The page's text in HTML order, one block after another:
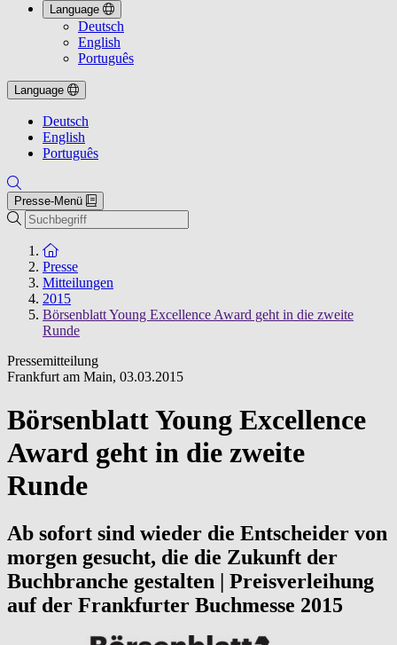
Language
Deutsch
English
Português
Language
Deutsch
English
Português
Presse-Menü
Suche
Zur Startseite
Presse
Mitteilungen
2015
Börsenblatt Young Excellence Award geht in die zweite
Runde
Pressemitteilung
Frankfurt am Main, 03.03.2015
Börsenblatt Young Excellence
Award geht in die zweite
Runde
Ab sofort sind wieder die Entscheider von
morgen gesucht, die die Zukunft der
Buchbranche gestalten | Preisverleihung
auf der Frankfurter Buchmesse 2015